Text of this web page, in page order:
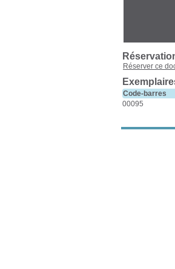
Réserver ce
Code-barres
00095